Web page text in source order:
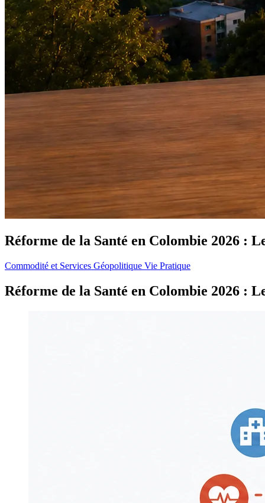
Réforme de la Santé en Colombie 2026 :
Commodité et Services Géopolitique Vie Pratique
Réforme de la Santé en Colombie 2026 :